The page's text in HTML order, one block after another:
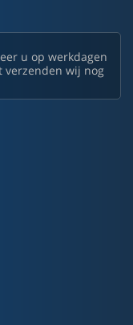
u op werkdagen
verzenden wij nog